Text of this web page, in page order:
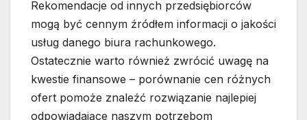
Rekomendacje od innych przedsiębiorców
mogą być cennym źródłem informacji o jakości
usług danego biura rachunkowego.
Ostatecznie warto również zwrócić uwagę na
kwestie finansowe – porównanie cen różnych
ofert pomoże znaleźć rozwiązanie najlepiej
odpowiadające naszym potrzebom